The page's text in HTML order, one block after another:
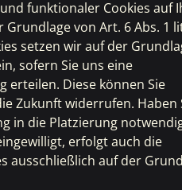
funktionaler Cookies auf
von Art. 6 Abs. 1
setzen wir auf der
sofern Sie uns eine
erteilen. Diese können Sie
Zukunft widerrufen. Haben
in die Platzierung
erfolgt auch die
ausschließlich auf der